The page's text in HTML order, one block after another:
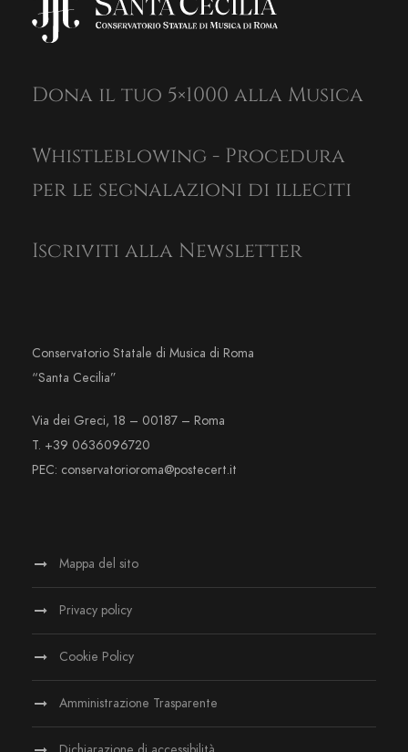
Dona il tuo 5×1000 alla Musica
Whistleblowing - Procedura
per le segnalazioni di illeciti
Iscriviti alla Newsletter
Conservatorio Statale di Musica di Roma
“Santa Cecilia”
Via dei Greci, 18 – 00187 – Roma
T. +39 0636096720
PEC: conservatorioroma@postecert.it
Mappa del sito
Privacy policy
Cookie Policy
Amministrazione Trasparente